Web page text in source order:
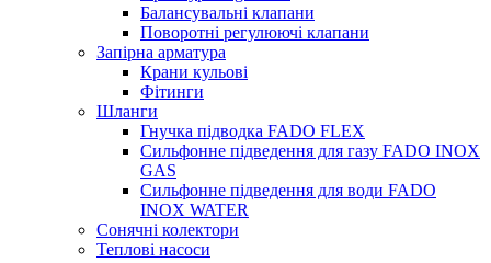
Балансувальні клапани
Поворотні регулюючі клапани
Запірна арматура
Крани кульові
Фітинги
Шланги
Гнучка підводка FADO FLEX
Сильфонне підведення для газу FADO INOX
GAS
Сильфонне підведення для води FADO
INOX WATER
Сонячні колектори
Теплові насоси